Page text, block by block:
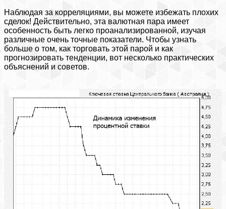
Наблюдая за корреляциями, вы можете избежать плохих
сделок! Действительно, эта валютная пара имеет
особенность быть легко проанализированной, изучая
различные очень точные показатели. Чтобы узнать
больше о том, как торговать этой парой и как
прогнозировать тенденции, вот несколько практических
объяснений и советов.